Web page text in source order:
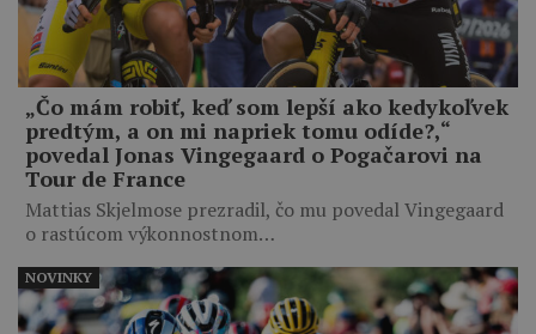
„Čo mám robiť, keď som lepší ako kedykoľvek
predtým, a on mi napriek tomu odíde?,“
povedal Jonas Vingegaard o Pogačarovi na
Tour de France
Mattias Skjelmose prezradil, čo mu povedal Vingegaard
o rastúcom výkonnostnom…
NOVINKY